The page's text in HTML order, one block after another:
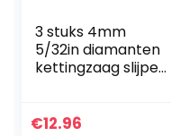
3 stuks 4mm
5/32in diamanten
kettingzaag slijper
slijpgereedschap
€12.96